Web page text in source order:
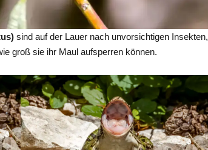
sind auf der Lauer nach unvorsichtigen Insekten,
groß sie ihr Maul aufsperren können.